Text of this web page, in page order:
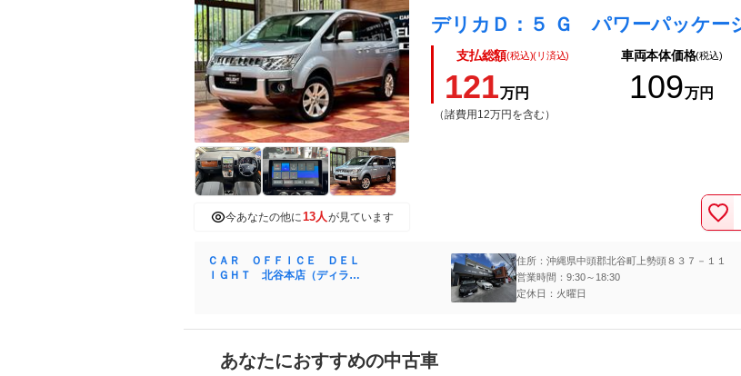
今あなたの他に13人が見ています
支払総額(税込)(リ済込)
121万円
（諸費用12万円を含む）
車両本体価格(税込)
109万円
ＣＡＲ ＯＦＦＩＣＥ ＤＥＬ
ＩＧＨＴ 北谷本店（ディライ
住所：沖縄県中頭郡北谷町上勢頭８３７－１１
営業時間：9:30～18:30
定休日：火曜日
あなたにおすすめの中古車